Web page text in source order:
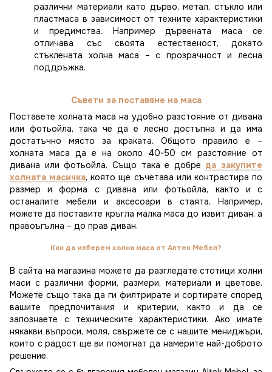
различни материали като дърво, метал, стъкло или
пластмаса в зависимост от техните характеристики
и предимства. Например дървената маса се
отличава със своята естественост, докато
стъклената холна маса – с прозрачност и лесна
поддръжка.
Съвети за поставяне на маса
Поставете холната маса на удобно разстояние от дивана
или фотьойла, така че да е лесно достъпна и да има
достатъчно място за краката. Общото правило е –
холната маса да е на около 40-50 см разстояние от
дивана или фотьойла. Също така е добре да закупите
холната масичка, която ще съчетава или контрастира по
размер и форма с дивана или фотьойла, както и с
останалите мебели и аксесоари в стаята. Например,
можете да поставите кръгла малка маса до извит диван, а
правоъгълна – до прав диван.
Как да изберем холна маса от Алтек Мебел?
В сайта на магазина можете да разгледате стотици холни
маси с различни форми, размери, материали и цветове.
Можете също така да ги филтрирате и сортирате според
вашите предпочитания и критерии, както и да се
запознаете с техническите характеристики. Ако имате
някакви въпроси, моля, свържете се с нашите мениджъри,
които с радост ще ви помогнат да намерите най-доброто
решение.